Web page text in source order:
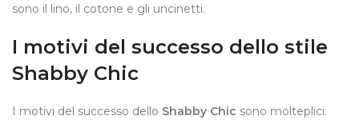
sono il lino, il cotone e gli uncinetti.
I motivi del successo dello stile
Shabby Chic
I motivi del successo dello Shabby Chic sono molteplici.